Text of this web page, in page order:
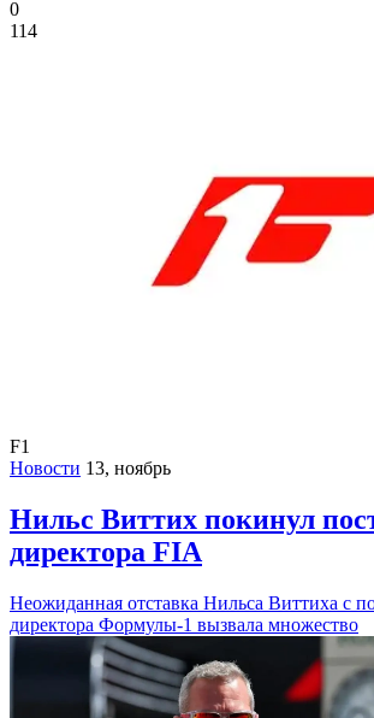
0
114
F1
Новости 13, ноябрь
Нильс Виттих покинул
директора FIA
Неожиданная отставка Нильса Виттиха с
директора Формулы-1 вызвала множество